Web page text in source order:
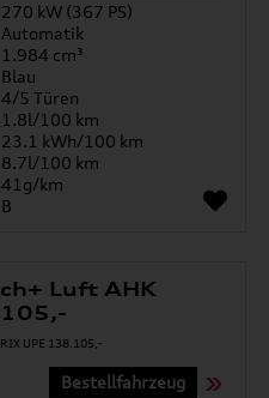
270 kW (367 PS)
Automatik
1.984 cm³
Blau
4/5 Türen
1.8l/100 km
23.1 kWh/100 km
8.7l/100 km
41g/km
B
Luft AHK
Bestellfahrzeug